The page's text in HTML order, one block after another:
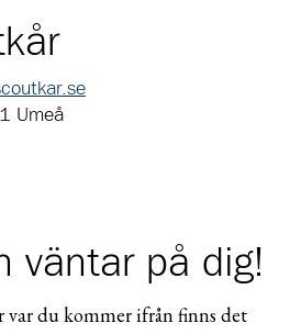
Umeå
väntar på dig!
var du kommer ifrån finns det